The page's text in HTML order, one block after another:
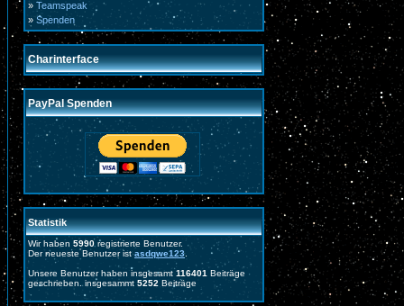
» Teamspeak
» Spenden
Charinterface
PayPal Spenden
Statistik
Wir haben 5990 registrierte Benutzer.
Der neueste Benutzer istasdqwe123
Unsere Benutzer haben insgesamt 116401 Beiträge
geschrieben. insgesammt 5252 Beiträge